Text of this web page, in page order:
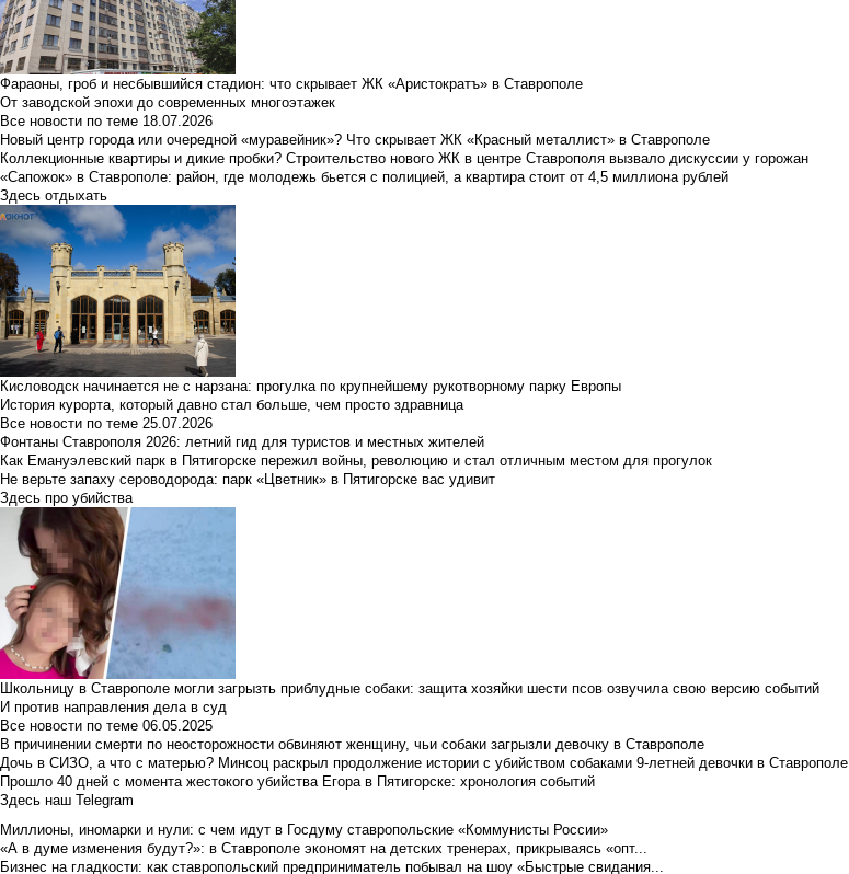
Фараоны, гроб и несбывшийся стадион: что скрывает ЖК «Аристократъ» в Ставрополе
От заводской эпохи до современных многоэтажек
Все новости по теме 18.07.2026
Новый центр города или очередной «муравейник»? Что скрывает ЖК «Красный металлист» в Ставрополе
Коллекционные квартиры и дикие пробки? Строительство нового ЖК в центре Ставрополя вызвало дискуссии у горожан
«Сапожок» в Ставрополе: район, где молодежь бьется с полицией, а квартира стоит от 4,5 миллиона рублей
Здесь отдыхать
Кисловодск начинается не с нарзана: прогулка по крупнейшему рукотворному парку Европы
История курорта, который давно стал больше, чем просто здравница
Все новости по теме 25.07.2026
Фонтаны Ставрополя 2026: летний гид для туристов и местных жителей
Как Емануэлевский парк в Пятигорске пережил войны, революцию и стал отличным местом для прогулок
Не верьте запаху сероводорода: парк «Цветник» в Пятигорске вас удивит
Здесь про убийства
Школьницу в Ставрополе могли загрызть приблудные собаки: защита хозяйки шести псов озвучила свою версию событий
И против направления дела в суд
Все новости по теме 06.05.2025
В причинении смерти по неосторожности обвиняют женщину, чьи собаки загрызли девочку в Ставрополе
Дочь в СИЗО, а что с матерью? Минсоц раскрыл продолжение истории с убийством собаками 9-летней девочки в Ставрополе
Прошло 40 дней с момента жестокого убийства Егора в Пятигорске: хронология событий
Здесь наш Telegram
Миллионы, иномарки и нули: с чем идут в Госдуму ставропольские «Коммунисты России»
«А в думе изменения будут?»: в Ставрополе экономят на детских тренерах, прикрываясь «опт...
Бизнес на гладкости: как ставропольский предприниматель побывал на шоу «Быстрые свидания...